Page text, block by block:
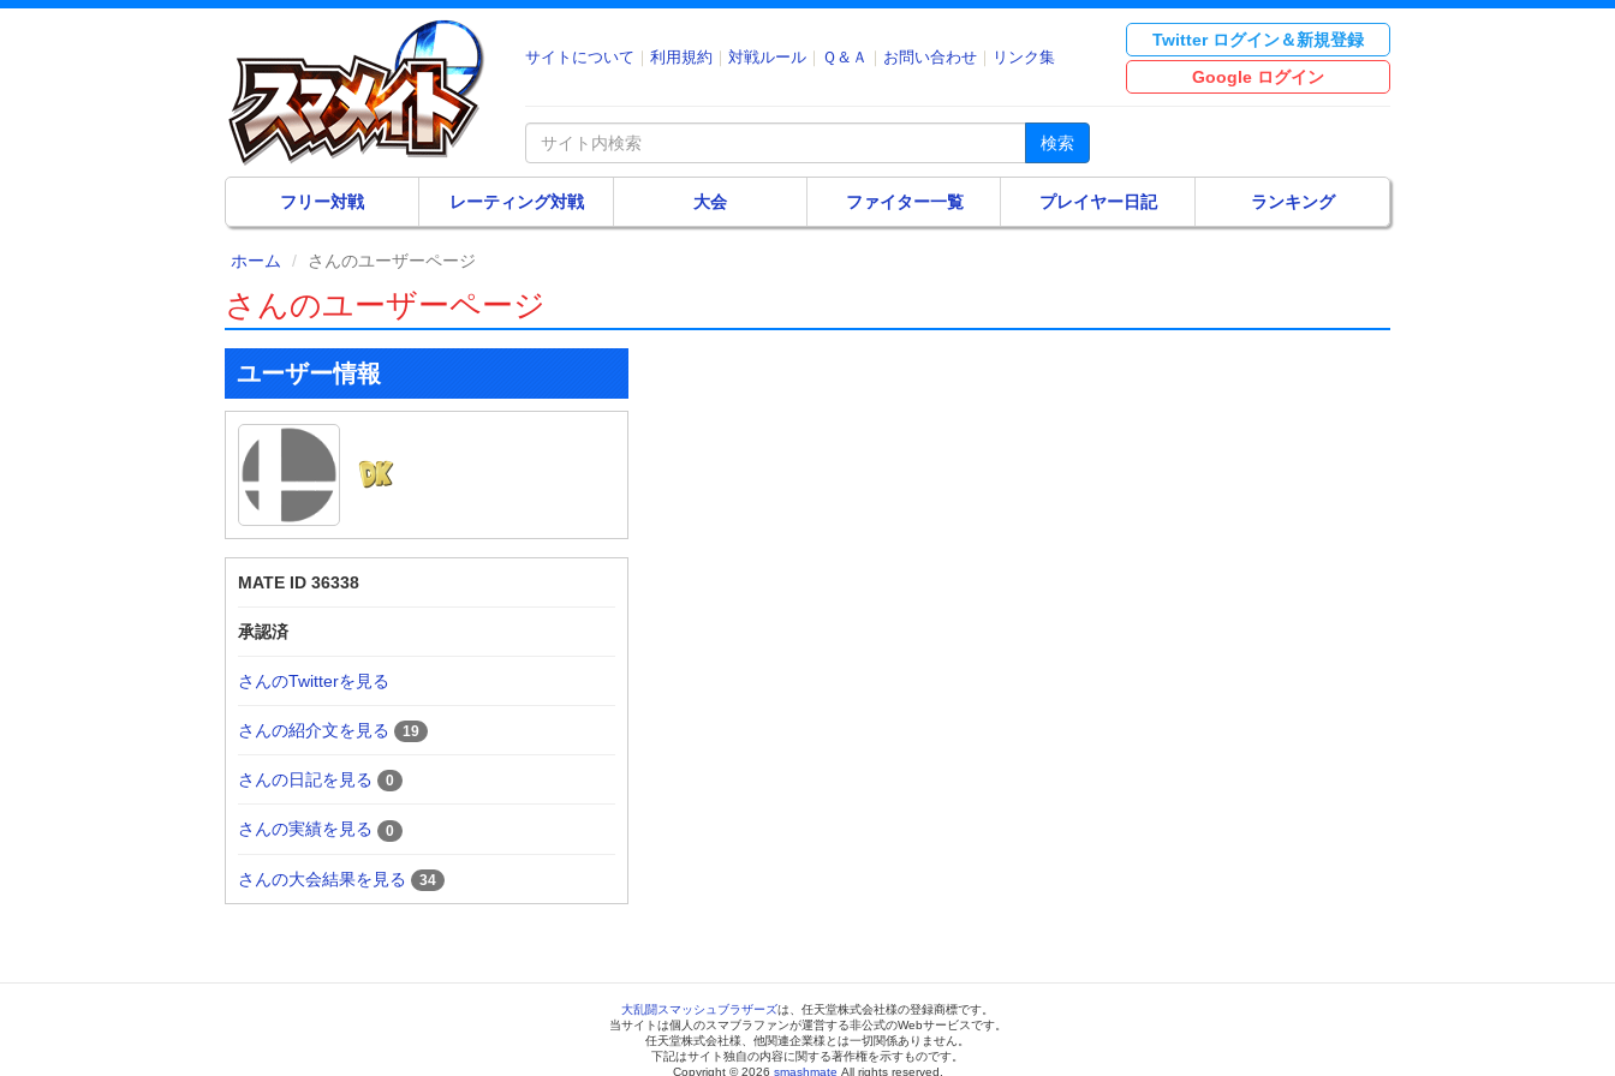
サイトについて 利用規約 対戦ルール Ｑ＆Ａ お問い合わせ リンク集
Twitter ログイン＆新規登録
Google ログイン
検索
フリー対戦 レーティング対戦 大会 ファイター一覧 プレイヤー日記 ランキング
ホーム さんのユーザーページ
さんのユーザーページ
ユーザー情報
MATE ID 36338
承認済
さんのTwitterを見る
さんの紹介文を見る 19
さんの日記を見る 0
さんの実績を見る 0
さんの大会結果を見る 34
大乱闘スマッシュブラザーズは、任天堂株式会社様の登録商標です。
当サイトは個人のスマブラファンが運営する非公式のWebサービスです。
任天堂株式会社様、他関連企業様とは一切関係ありません。
下記はサイト独自の内容に関する著作権を示すものです。
Copyright © 2026 smashmate All rights reserved.